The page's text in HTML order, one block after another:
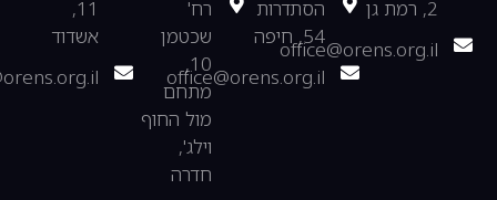
11,
אשדוד
רח'
שכטמן
10,
מתחם
מול החוף
וילג',
חדרה
הסתדרות
54, חיפה
office@orens.org.il
2, רמת גן
office@orens.org.il